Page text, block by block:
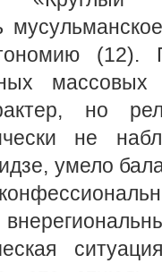
(12).
массовых
но
не
умело